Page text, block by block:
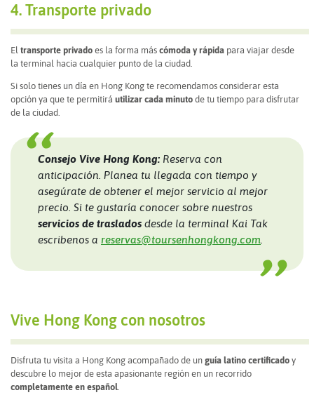
4. Transporte privado
El transporte privado es la forma más cómoda y rápida para viajar desde
la terminal hacia cualquier punto de la ciudad.
Si solo tienes un día en Hong Kong te recomendamos considerar esta
opción ya que te permitirá utilizar cada minuto de tu tiempo para disfrutar
de la ciudad.
Consejo Vive Hong Kong: Reserva con
anticipación. Planea tu llegada con tiempo y
asegúrate de obtener el mejor servicio al mejor
precio. Si te gustaría conocer sobre nuestros
servicios de traslados desde la terminal Kai Tak
escribenos a reservas@toursenhongkong.com
Vive Hong Kong con nosotros
Disfruta tu visita a Hong Kong acompañado de un guía latino certificado y
descubre lo mejor de esta apasionante región en un recorrido
completamente en español